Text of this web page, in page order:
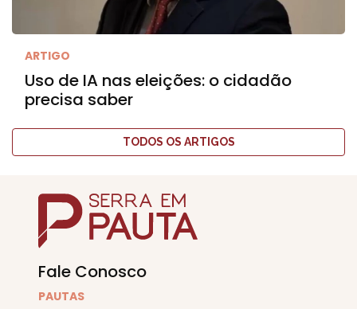
ARTIGO
Uso de IA nas eleições: o cidadão
precisa saber
TODOS OS ARTIGOS
Fale Conosco
PAUTAS